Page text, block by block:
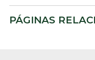
PÁGINAS